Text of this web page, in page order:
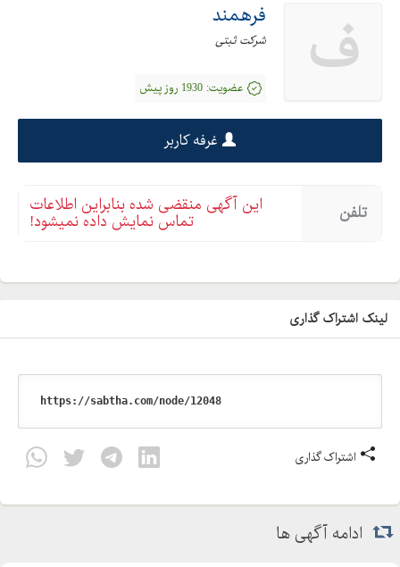
ف فرهمند
شرکت ثبتی
عضویت: 1930 روز پیش
غرفه کاربر
تلفن این آگهی منقضی شده بنابراین اطلاعات
تماس نمایش داده نمیشود!
لینک اشتراک گذاری
اشتراک گذاری
ادامه آگهی ها